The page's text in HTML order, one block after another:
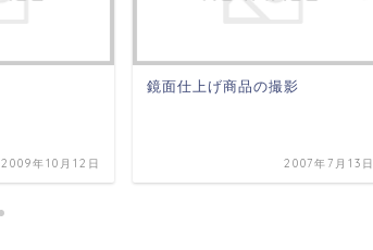
2009年10月12日
鏡面仕上げ商品の撮影
2007年7月13日